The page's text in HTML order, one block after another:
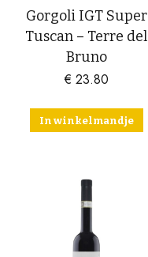
Gorgoli IGT Super
Tuscan – Terre del
Bruno
€ 23.80
In winkelmandje